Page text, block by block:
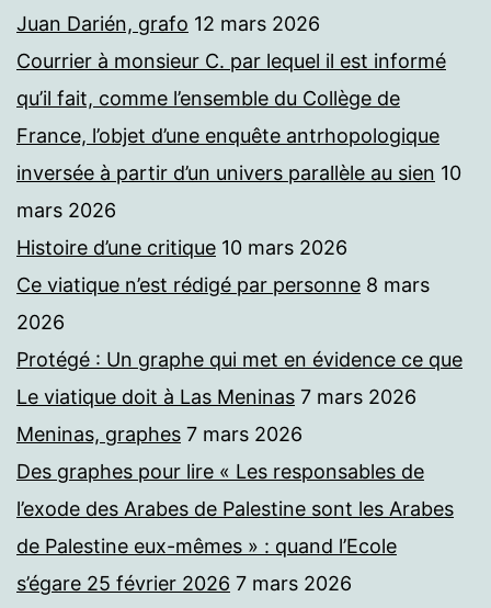
Juan Darién, grafo 12 mars 2026
Courrier à monsieur C. par lequel il est informé
qu’il fait, comme l’ensemble du Collège de
France, l’objet d’une enquête antrhopologique
inversée à partir d’un univers parallèle au sien 10
mars 2026
Histoire d’une critique 10 mars 2026
Ce viatique n’est rédigé par personne 8 mars
2026
Protégé : Un graphe qui met en évidence ce que
Le viatique doit à Las Meninas 7 mars 2026
Meninas, graphes 7 mars 2026
Des graphes pour lire « Les responsables de
l’exode des Arabes de Palestine sont les Arabes
de Palestine eux-mêmes » : quand l’Ecole
s’égare 25 février 2026 7 mars 2026